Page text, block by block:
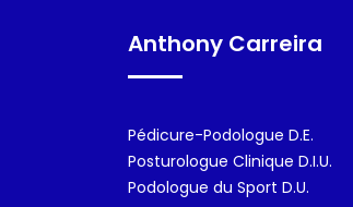
Anthony Carreira
Pédicure-Podologue D.E.
Posturologue Clinique D.I.U.
Podologue du Sport D.U.